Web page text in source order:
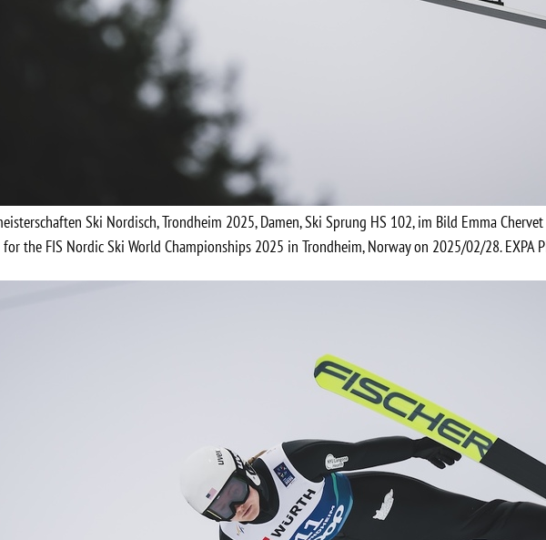
Ski Nordisch, Trondheim 2025, Damen, Ski Sprung HS 102, im Bild Emma
the FIS Nordic Ski World Championships 2025 in Trondheim, Norway on 2025/02/28. EXPA